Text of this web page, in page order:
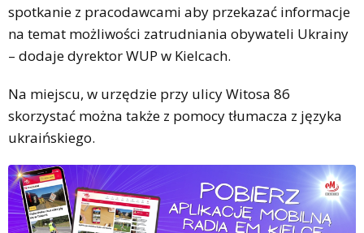
spotkanie z pracodawcami aby przekazać informacje
na temat możliwości zatrudniania obywateli Ukrainy
– dodaje dyrektor WUP w Kielcach.
Na miejscu, w urzędzie przy ulicy Witosa 86
skorzystać można także z pomocy tłumacza z języka
ukraińskiego.